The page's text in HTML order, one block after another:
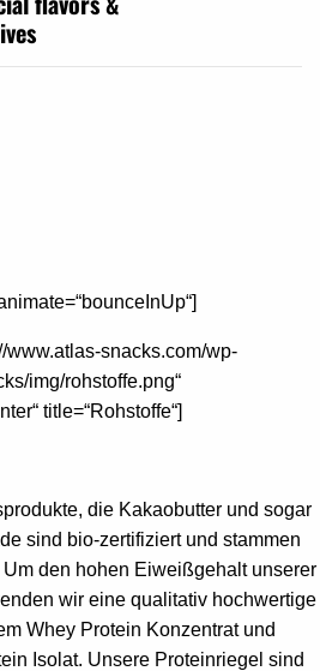
www.atlas-snacks.com/wp-
img/rohstoffe.png“
title=“Rohstoffe“]
die Kakaobutter und sogar
sind bio-zertifiziert und stammen
den hohen Eiweißgehalt unserer
wir eine qualitativ hochwertige
Whey Protein Konzentrat und
Isolat. Unsere Proteinriegel sind